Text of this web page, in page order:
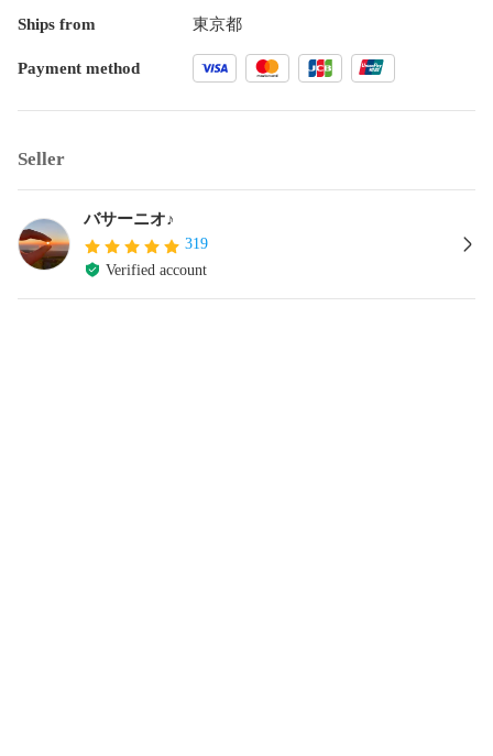
Ships from 東京都
Payment method
Seller
バサーニオ♪
319
Verified account